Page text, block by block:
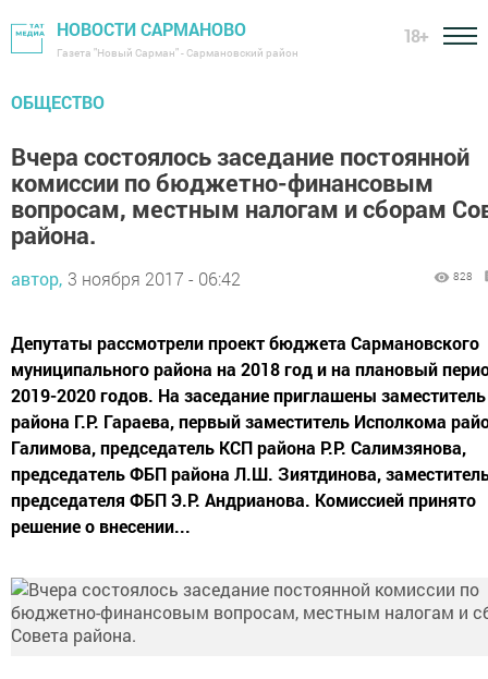
НОВОСТИ САРМАНОВО
Газета "Новый Сарман" - Сармановский район
18+
ОБЩЕСТВО
Вчера состоялось заседание постоянной
комиссии по бюджетно-финансовым
вопросам, местным налогам и сборам
района.
автор, 3 ноября 2017 - 06:42 828
Депутаты рассмотрели проект бюджета Сармановского
муниципального района на 2018 год и на плановый
2019-2020 годов. На заседание приглашены
района Г.Р. Гараева, первый заместитель Исполкома
Галимова, председатель КСП района Р.Р. Салимзянова,
председатель ФБП района Л.Ш. Зиятдинова,
председателя ФБП Э.Р. Андрианова. Комиссией принято
решение о внесении...